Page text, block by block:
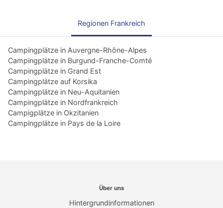
Regionen Frankreich
Campingplätze in Auvergne-Rhône-Alpes
Campingplätze in Burgund-Franche-Comté
Campingplätze in Grand Est
Campingplätze auf Korsika
Campingplätze in Neu-Aquitanien
Campingplätze in Nordfrankreich
Campigplätze in Okzitanien
Campingplätze in Pays de la Loire
Über uns
Hintergrundinformationen